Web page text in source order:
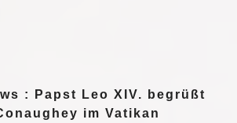
: Papst Leo XIV. begrüßt
im Vatikan